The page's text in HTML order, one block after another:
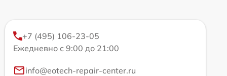
+7 (495) 106-23-05
Ежедневно с 9:00 до 21:00
info@eotech-repair-center.ru